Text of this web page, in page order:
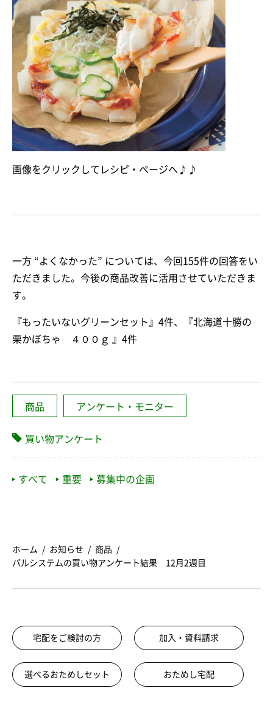
画像をクリックしてレシピ・ページへ♪♪
一方 “よくなかった” については、今回155件の回答をい
ただきました。今後の商品改善に活用させていただきま
す。
『もったいないグリーンセット』4件、『北海道十勝の
栗かぼちゃ ４００ｇ 』4件
商品 アンケート・モニター
買い物アンケート
すべて 重要 募集中の企画
ホーム お知らせ
商品
パルシステムの買い物アンケート結果 12月2週目
宅配をご検討の方 加入・資料請求
選べるおためしセット おためし宅配